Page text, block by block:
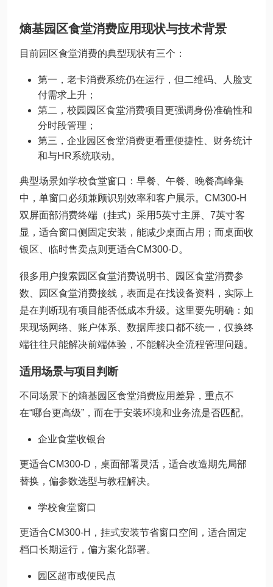
熵基园区食堂消费应用现状与技术背景
目前园区食堂消费的典型现状有三个：
第一，老卡消费系统仍在运行，但二维码、人脸支
付需求上升；
第二，校园园区食堂消费项目更强调身份准确性和
分时段管理；
第三，企业园区食堂消费更看重便捷性、财务统计
和与HR系统联动。
典型场景如学校食堂窗口：早餐、午餐、晚餐高峰集
中，单窗口必须兼顾识别效率和客户展示。CM300-H
双屏面部消费终端（挂式）采用5英寸主屏、7英寸客
显，适合窗口侧固定安装，能减少桌面占用；而桌面收
银区、临时售卖点则更适合CM300-D。
很多用户搜索园区食堂消费说明书、园区食堂消费参
数、园区食堂消费接线，表面是在找设备资料，实际上
是在判断现有项目能否低成本升级。这里要先明确：如
果现场网络、账户体系、数据库接口都不统一，仅换终
端往往只能解决前端体验，不能解决全流程管理问题。
适用场景与项目判断
不同场景下的熵基园区食堂消费应用差异，重点不
在“哪台更高级”，而在于安装环境和业务流是否匹配。
企业食堂收银台
更适合CM300-D，桌面部署灵活，适合改造期先局部
替换，偏参数选型与教程解决。
学校食堂窗口
更适合CM300-H，挂式安装节省窗口空间，适合固定
档口长期运行，偏方案化部署。
园区超市或便民点